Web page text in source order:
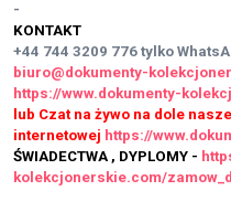
-
KONTAKT
+44 744 3209 776 tylko
biuro@dokumenty-
https://www.dokumenty-
lub Czat na żywo na dole
internetowej https://
ŚWIADECTWA , DYPLOMY -
kolekcjonerskie.com/